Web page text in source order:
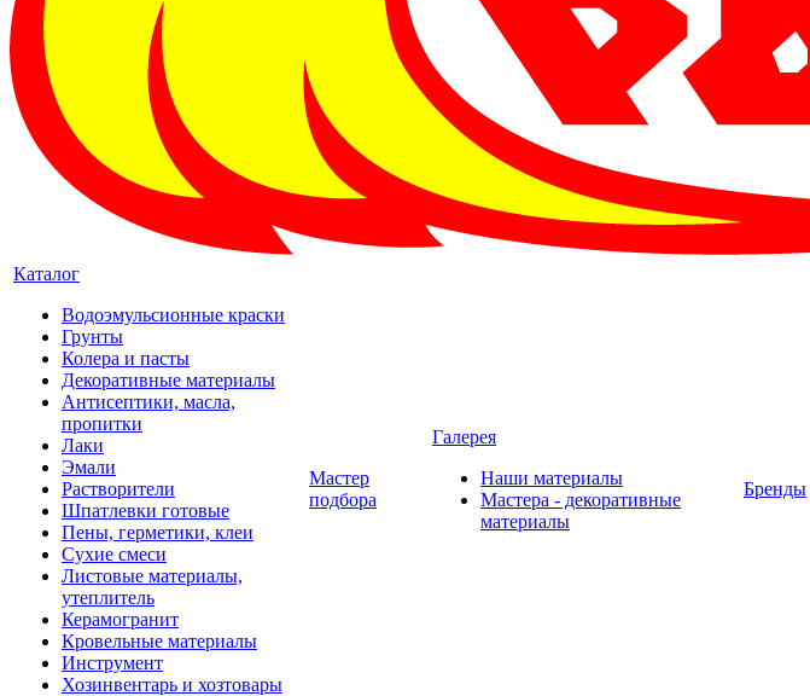
Каталог
Водоэмульсионные краски
Грунты
Колера и пасты
Декоративные материалы
Антисептики, масла,
пропитки
Лаки
Эмали
Растворители
Шпатлевки готовые
Пены, герметики, клеи
Сухие смеси
Листовые материалы,
утеплитель
Керамогранит
Кровельные материалы
Инструмент
Хозинвентарь и хозтовары
Мастер
подбора
Галерея
Наши материалы
Мастера - декоративные
материалы
Бренды